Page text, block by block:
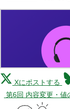
Xにポストする
第6回 内容変更・値